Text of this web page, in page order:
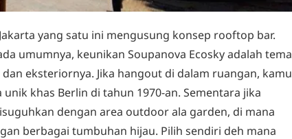
yang satu ini mengusung konsep rooftop bar.
umumnya, keunikan Soupanova Ecosky adalah tema
eksteriornya. Jika hangout di dalam ruangan, kamu
khas Berlin di tahun 1970-an. Sementara jika
dengan area outdoor ala garden, di mana
berbagai tumbuhan hijau. Pilih sendiri deh mana